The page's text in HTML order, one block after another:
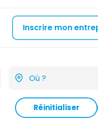
Inscrire mon
Réinitialiser